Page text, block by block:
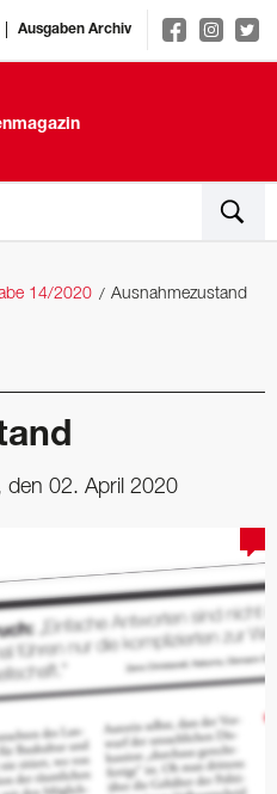
Ausgaben Archiv
14/2020 Ausnahmezustand
den 02. April 2020